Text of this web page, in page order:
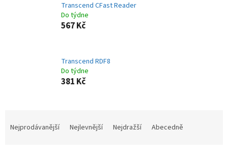
Transcend CFast Reader
Do týdne
567 Kč
Transcend RDF8
Do týdne
381 Kč
Nejprodávanější Nejlevnější Nejdražší Abecedně